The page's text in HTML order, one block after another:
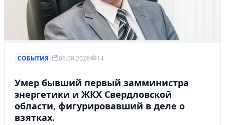
СОБЫТИЯ 06.08.2026 14
Умер бывший первый замминистра
энергетики и ЖКХ Свердловской
области, фигурировавший в деле о
взятках.